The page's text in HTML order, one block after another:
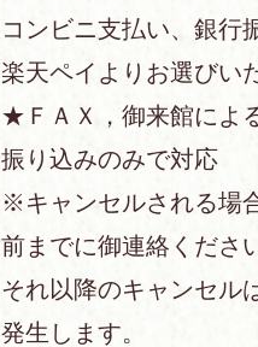
コンビニ支払い、銀行
楽天ペイよりお選びい
★ＦＡＸ，御来館によ
振り込みのみで対応
※キャンセルされる場
前までに御連絡くださ
それ以降のキャンセル
発生します。